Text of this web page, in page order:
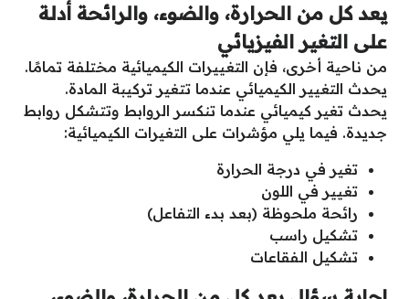
يعد كل من الحرارة، والضوء، والرائحة أدلة
على التغير الفيزيائي
من ناحية أخرى، فإن التغييرات الكيميائية مختلفة تمامًا.
يحدث التغيير الكيميائي عندما تتغير تركيبة المادة.
يحدث تغير كيميائي عندما تنكسر الروابط وتتشكل روابط
جديدة. فيما يلي مؤشرات على التغيرات الكيميائية:
تغير في درجة الحرارة
تغيير في اللون
رائحة ملحوظة (بعد بدء التفاعل)
تشكيل راسب
تشكيل الفقاعات